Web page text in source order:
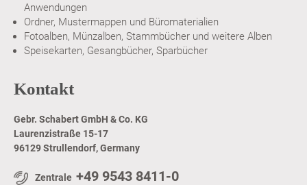
Anwendungen
Ordner, Mustermappen und Büromaterialien
Fotoalben, Münzalben, Stammbücher und weitere Alben
Speisekarten, Gesangbücher, Sparbücher
Kontakt
Gebr. Schabert GmbH & Co. KG
Laurenzistraße 15-17
96129 Strullendorf, Germany
Zentrale +49 9543 8411-0